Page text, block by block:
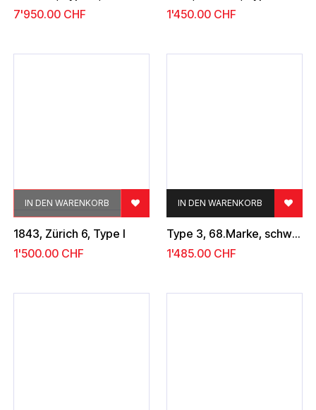
7'950.00 CHF 1'450.00CHF
1843, Zürich 6, Type I
IN DEN WARENKORB
1'500.00 CHF
Type 3, 68.Marke, schwarze Zürcher - Rosette
IN DEN WARENKORB
1'485.00CHF